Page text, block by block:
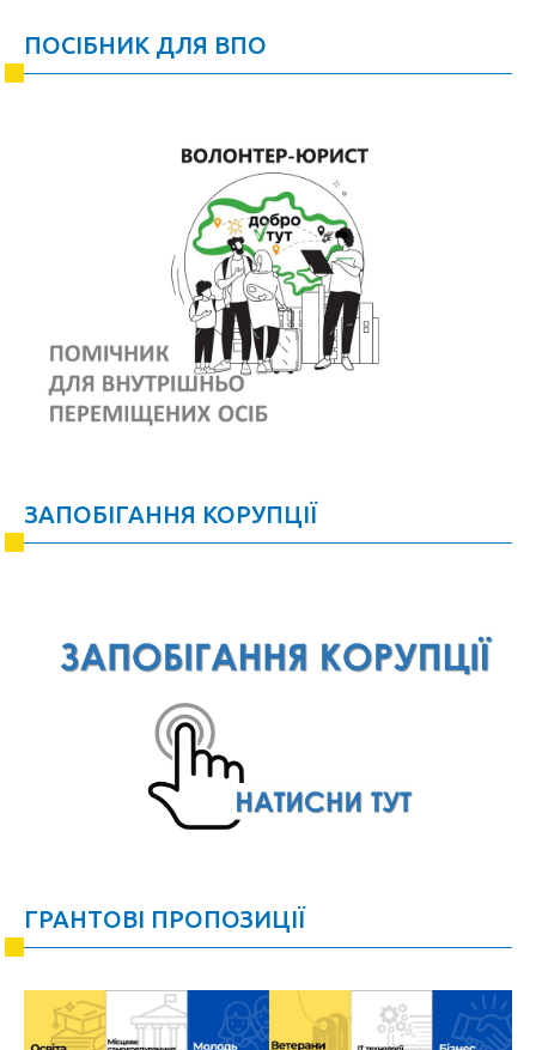
ПОСІБНИК ДЛЯ ВПО
ЗАПОБІГАННЯ КОРУПЦІЇ
ГРАНТОВІ ПРОПОЗИЦІЇ